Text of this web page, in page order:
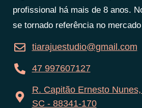
profissional há mais de 8 anos.
se tornado referência no
tiarajuestudio@gmail.com
47 997607127
R. Capitão Ernesto
SC - 88341-170